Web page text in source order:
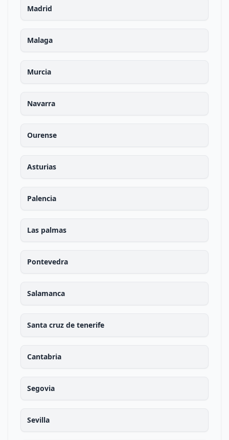
Madrid
Malaga
Murcia
Navarra
Ourense
Asturias
Palencia
Las palmas
Pontevedra
Salamanca
Santa cruz de tenerife
Cantabria
Segovia
Sevilla